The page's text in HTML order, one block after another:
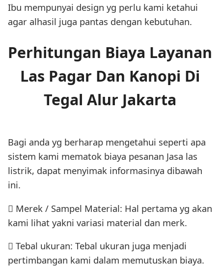
Ibu mempunyai design yg perlu kami ketahui
agar alhasil juga pantas dengan kebutuhan.
Perhitungan Biaya Layanan
Las Pagar Dan Kanopi Di
Tegal Alur Jakarta
Bagi anda yg berharap mengetahui seperti apa
sistem kami mematok biaya pesanan Jasa las
listrik, dapat menyimak informasinya dibawah
ini.
 Merek / Sampel Material: Hal pertama yg akan
kami lihat yakni variasi material dan merk.
 Tebal ukuran: Tebal ukuran juga menjadi
pertimbangan kami dalam memutuskan biaya.